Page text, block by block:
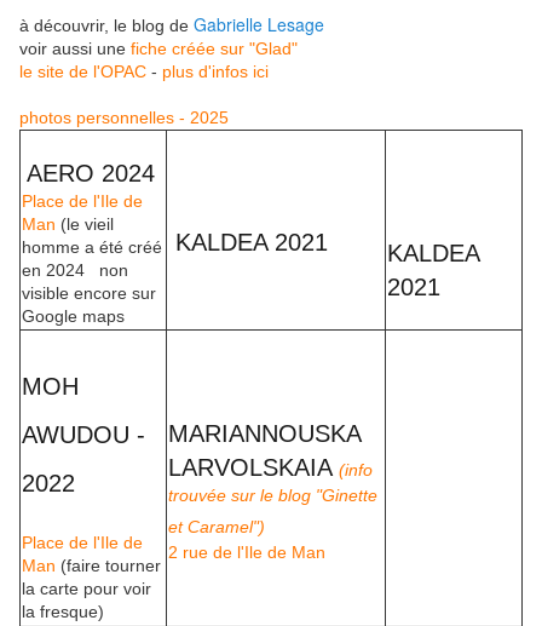
à découvrir, le blog de Gabrielle Lesage
voir aussi une fiche créée sur "Glad"
le site de l'OPAC - plus d'infos ici
photos personnelles - 2025
AERO 2024
Place de l'Ile de
Man (le vieil
homme a été créé
en 2024 non
visible encore sur
Google maps
KALDEA 2021
KALDEA
2021
MOH
AWUDOU -
2022
Place de l'Ile de
Man (faire tourner
la carte pour voir
la fresque)
MARIANNOUSKA
LARVOLSKAIA (info
trouvée sur le blog "Ginette
et Caramel")
2 rue de l'Ile de Man